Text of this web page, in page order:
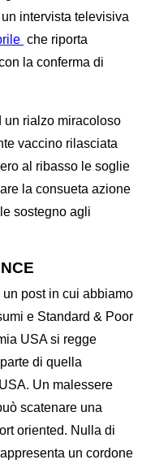
intervista televisiva
che riporta
la conferma di
un rialzo miracoloso
vaccino rilasciata
al ribasso le soglie
la consueta azione
sostegno agli
post in cui abbiamo
e Standard & Poor
USA si regge
di quella
Un malessere
scatenare una
oriented. Nulla di
un cordone